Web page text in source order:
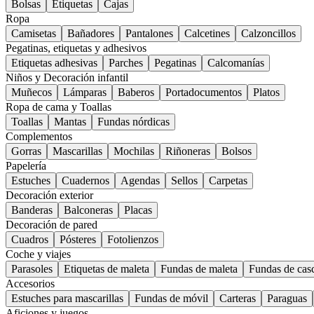
Bolsas
Etiquetas
Cajas
Ropa
Camisetas
Bañadores Pantalones Calcetines
Calzoncillos
Pegatinas, etiquetas y adhesivos
Etiquetas adhesivas
Parches Pegatinas
Calcomanías
Niños y Decoración infantil
Muñecos
Lámparas Baberos Portadocumentos
Platos
Ropa de cama y Toallas
Toallas
Mantas
Fundas nórdicas
Complementos
Gorras
Mascarillas Mochilas Riñoneras
Bolsos
Papelería
Estuches
Cuadernos Agendas Sellos
Carpetas
Decoración exterior
Banderas
Balconeras
Placas
Decoración de pared
Cuadros
Pósteres
Fotolienzos
Coche y viajes
Parasoles
Etiquetas de maleta Fundas de maleta
Fundas de
Accesorios
Estuches para mascarillas
Fundas de móvil Carteras Paraguas